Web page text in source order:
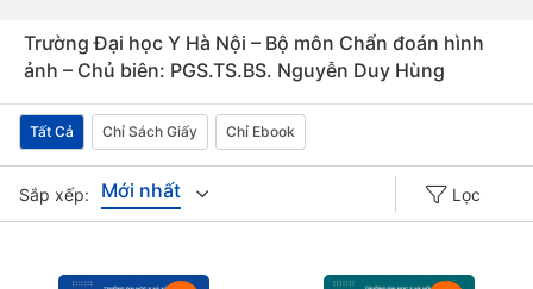
Trường Đại học Y Hà Nội – Bộ môn Chẩn đoán hình
ảnh – Chủ biên: PGS.TS.BS. Nguyễn Duy Hùng
Tất Cả Chỉ Sách Giấy Chỉ Ebook
Sắp xếp: Mới nhất Lọc